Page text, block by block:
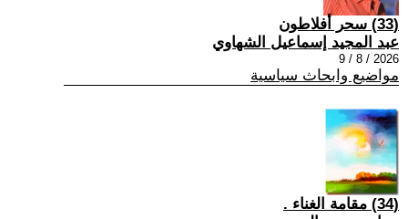
(33) سحر أفلاطون
عبد المجيد إسماعيل الشهاوي
2026 / 8 / 9
مواضيع وابحاث سياسية
(34) مقامة الغناء .